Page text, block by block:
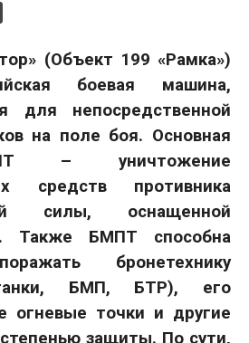
(Объект 199 «Рамка»)
боевая машина,
для непосредственной
на поле боя. Основная
– уничтожение
средств противника
силы, оснащенной
Также БМПТ способна
бронетехнику
БМП, БТР), его
огневые точки и другие
защиты. По сути,